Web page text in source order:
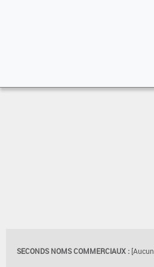
SECONDS NOMS COMMERCIAUX :